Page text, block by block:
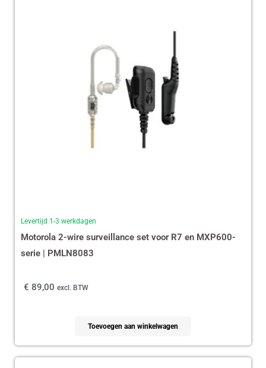
Levertijd 1-3 werkdagen
Motorola 2-wire surveillance set voor R7 en MXP600-
serie | PMLN8083
€ 89,00 excl. BTW
Toevoegen aan winkelwagen